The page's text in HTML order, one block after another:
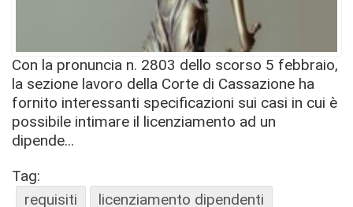
Con la pronuncia n. 2803 dello scorso 5 febbraio,
la sezione lavoro della Corte di Cassazione ha
fornito interessanti specificazioni sui casi in cui è
possibile intimare il licenziamento ad un
dipende...
Tag:
requisiti
licenziamento dipendenti